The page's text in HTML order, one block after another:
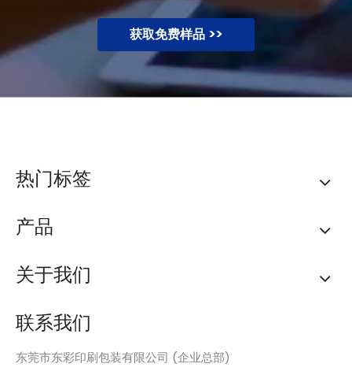
获取免费样品 >>
热门标签
产品
关于我们
联系我们
东莞市东彩印刷包装有限公司 (企业总部)